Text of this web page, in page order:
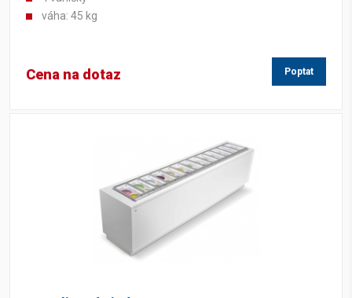
váha: 45 kg
Cena na dotaz Poptat